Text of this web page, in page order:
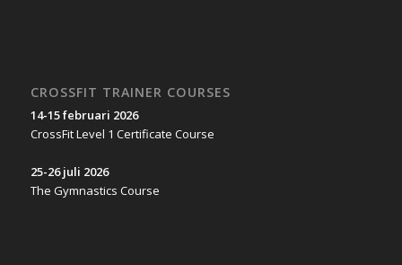
CROSSFIT TRAINER COURSES
14-15 februari 2026
CrossFit Level 1 Certificate Course
25-26 juli 2026
The Gymnastics Course